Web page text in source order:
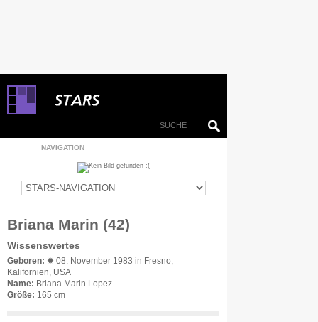
NAVIGATION
Briana Marin (42)
Wissenswertes
Geboren: ✹ 08. November 1983 in Fresno,
Kalifornien, USA
Name: Briana Marin Lopez
Größe: 165 cm